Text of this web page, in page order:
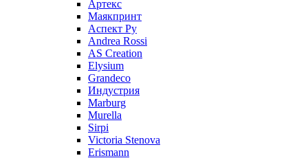
Артекс
Маякпринт
Аспект Ру
Andrea Rossi
AS Creation
Elysium
Grandeco
Индустрия
Marburg
Murella
Sirpi
Victoria Stenova
Erismann